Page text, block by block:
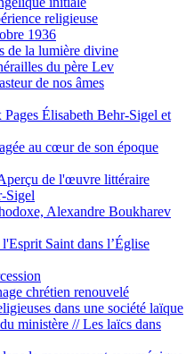
religieuse
1936
de la lumière divine
du père Lev
de nos âmes
Élisabeth Behr-Sigel et
au cœur de son époque
de l'œuvre littéraire
Sigel
Alexandre Boukharev
Saint dans l’Église
chrétien renouvelé
dans une société laïque
ministère // Les laïcs dans